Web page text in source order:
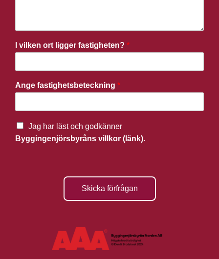
I vilken ort ligger fastigheten? *
Ange fastighetsbeteckning *
Jag har läst och godkänner
Byggingenjörsbyråns villkor (länk).
Skicka förfrågan